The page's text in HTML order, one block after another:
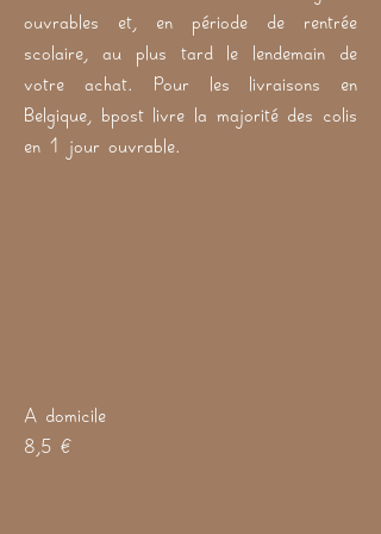
ouvrables et, en période de rentrée
scolaire, au plus tard le lendemain de
votre achat. Pour les livraisons en
Belgique, bpost livre la majorité des colis
en 1 jour ouvrable.
A domicile
8,5 €